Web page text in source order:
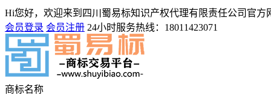
Hi您好，欢迎来到四川蜀易标知识产权代理有限责任公司官方
会员登录 会员注册 24小时服务热线： 18011423071
商标名称